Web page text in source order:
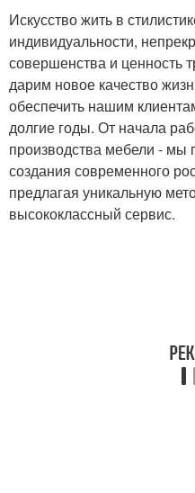
Искусство жить в
индивидуальности,
совершенства и ценность
дарим новое качество
обеспечить нашим
долгие годы. От начала
производства мебели -
создания современного
предлагая уникальную
высококлассный сервис.